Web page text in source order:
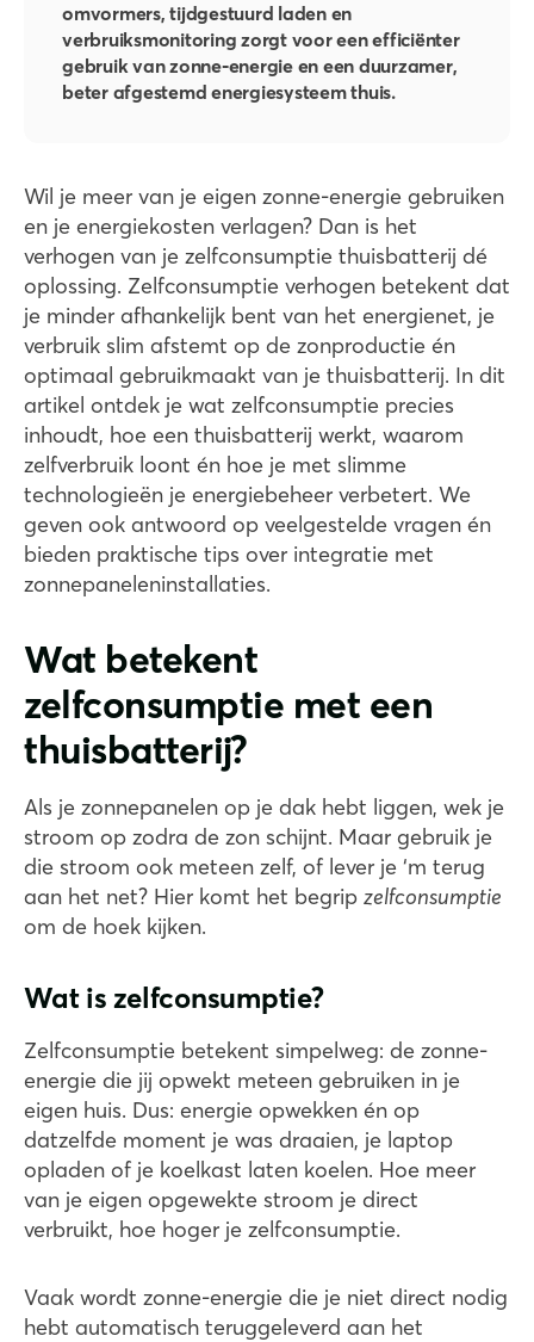
omvormers, tijdgestuurd laden en
verbruiksmonitoring zorgt voor een efficiënter
gebruik van zonne-energie en een duurzamer,
beter afgestemd energiesysteem thuis.
Wil je meer van je eigen zonne-energie gebruiken
en je energiekosten verlagen? Dan is het
verhogen van je zelfconsumptie thuisbatterij dé
oplossing. Zelfconsumptie verhogen betekent dat
je minder afhankelijk bent van het energienet, je
verbruik slim afstemt op de zonproductie én
optimaal gebruikmaakt van je thuisbatterij. In dit
artikel ontdek je wat zelfconsumptie precies
inhoudt, hoe een thuisbatterij werkt, waarom
zelfverbruik loont én hoe je met slimme
technologieën je energiebeheer verbetert. We
geven ook antwoord op veelgestelde vragen én
bieden praktische tips over integratie met
zonnepaneleninstallaties.
Wat betekent
zelfconsumptie met een
thuisbatterij?
Als je zonnepanelen op je dak hebt liggen, wek je
stroom op zodra de zon schijnt. Maar gebruik je
die stroom ook meteen zelf, of lever je ‘m terug
aan het net? Hier komt het begrip zelfconsumptie
om de hoek kijken.
Wat is zelfconsumptie?
Zelfconsumptie betekent simpelweg: de zonne-
energie die jij opwekt meteen gebruiken in je
eigen huis. Dus: energie opwekken én op
datzelfde moment je was draaien, je laptop
opladen of je koelkast laten koelen. Hoe meer
van je eigen opgewekte stroom je direct
verbruikt, hoe hoger je zelfconsumptie.
Vaak wordt zonne-energie die je niet direct nodig
hebt automatisch teruggeleverd aan het